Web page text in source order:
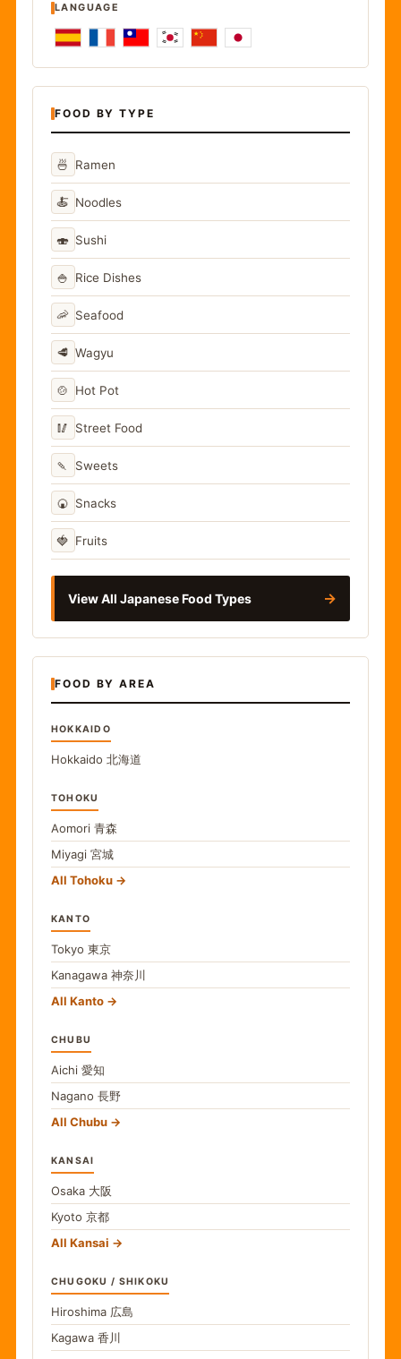
LANGUAGE
FOOD BY TYPE
🍜 Ramen
🍝 Noodles
🍣 Sushi
🍚 Rice Dishes
🦐 Seafood
🥩 Wagyu
🍲 Hot Pot
🥢 Street Food
🍡 Sweets
🍘 Snacks
🍓 Fruits
View All Japanese Food Types →
FOOD BY AREA
HOKKAIDO
Hokkaido 北海道
TOHOKU
Aomori 青森
Miyagi 宮城
All Tohoku
KANTO
Tokyo 東京
Kanagawa 神奈川
All Kanto
CHUBU
Aichi 愛知
Nagano 長野
All Chubu
KANSAI
Osaka 大阪
Kyoto 京都
All Kansai
CHUGOKU / SHIKOKU
Hiroshima 広島
Kagawa 香川